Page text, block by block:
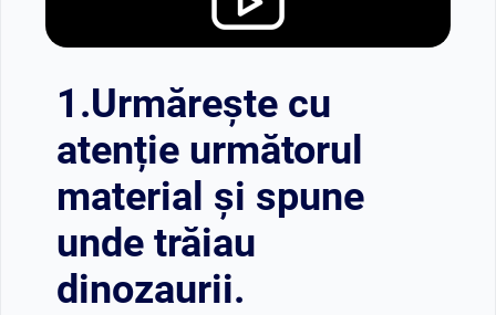
1.Urmărește cu
atenție următorul
material și spune
unde trăiau
dinozaurii.